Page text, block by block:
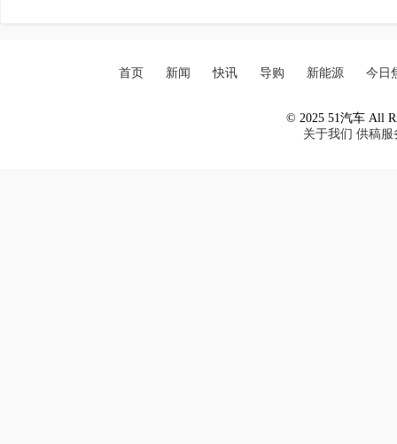
首页 新闻 快讯 导购 新能源 今日
© 2025 51汽车 All
关于我们 供稿服